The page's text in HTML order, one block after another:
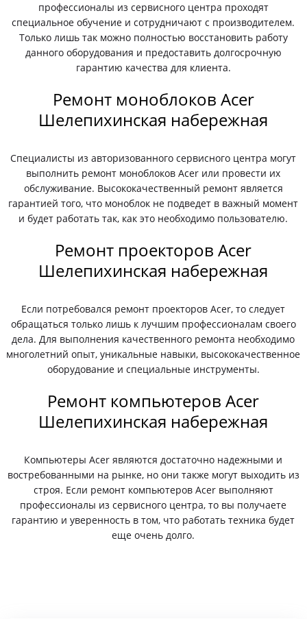
профессионалы из сервисного центра проходят
специальное обучение и сотрудничают с производителем.
Только лишь так можно полностью восстановить работу
данного оборудования и предоставить долгосрочную
гарантию качества для клиента.
Ремонт моноблоков Acer
Шелепихинская набережная
Специалисты из авторизованного сервисного центра могут
выполнить ремонт моноблоков Acer или провести их
обслуживание. Высококачественный ремонт является
гарантией того, что моноблок не подведет в важный момент
и будет работать так, как это необходимо пользователю.
Ремонт проекторов Acer
Шелепихинская набережная
Если потребовался ремонт проекторов Acer, то следует
обращаться только лишь к лучшим профессионалам своего
дела. Для выполнения качественного ремонта необходимо
многолетний опыт, уникальные навыки, высококачественное
оборудование и специальные инструменты.
Ремонт компьютеров Acer
Шелепихинская набережная
Компьютеры Acer являются достаточно надежными и
востребованными на рынке, но они также могут выходить из
строя. Если ремонт компьютеров Acer выполняют
профессионалы из сервисного центра, то вы получаете
гарантию и уверенность в том, что работать техника будет
еще очень долго.